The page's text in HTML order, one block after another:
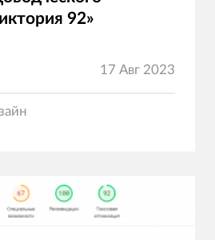
92»
17 Авг 2023